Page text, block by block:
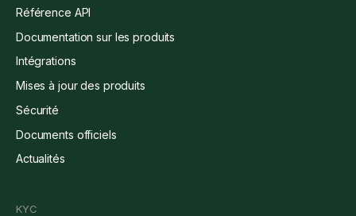
Référence API
Documentation sur les produits
Intégrations
Mises à jour des produits
Sécurité
Documents officiels
Actualités
KYC